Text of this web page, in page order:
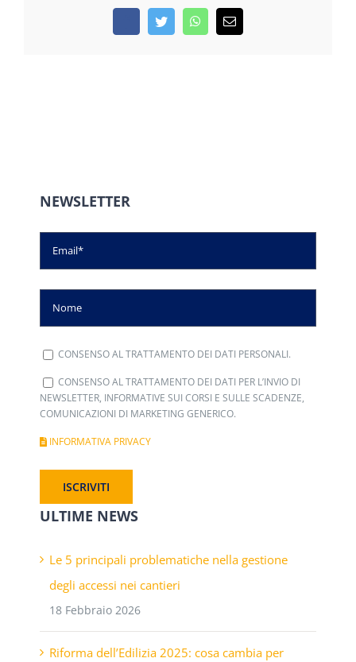
FacebookTwitterWhatsApp
Email
NEWSLETTER
CONSENSO AL TRATTAMENTO DEI DATI PERSONALI.
CONSENSO AL TRATTAMENTO DEI DATI PER L’INVIO DI
NEWSLETTER, INFORMATIVE SUI CORSI E SULLE SCADENZE,
COMUNICAZIONI DI MARKETING GENERICO.
INFORMATIVA PRIVACY
ULTIME NEWS
Le 5 principali problematiche nella gestione
degli accessi nei cantieri
18 Febbraio 2026
Riforma dell’Edilizia 2025: cosa cambia per